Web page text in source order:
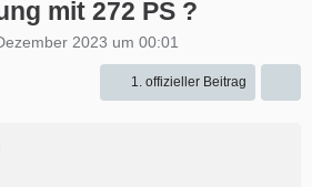
mit 272 PS ?
2023 um 00:01
1. offizieller Beitrag